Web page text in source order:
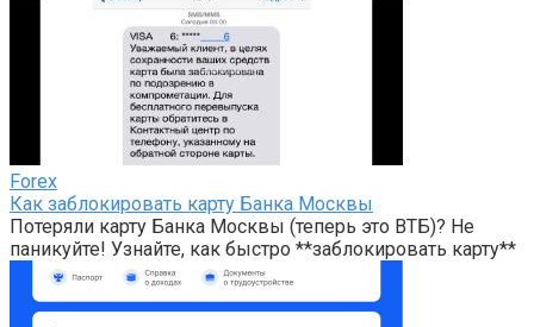
Forex
Как заблокировать карту Банка Москвы
Потеряли карту Банка Москвы (теперь это ВТБ)? Не
паникуйте! Узнайте, как быстро **заблокировать карту**